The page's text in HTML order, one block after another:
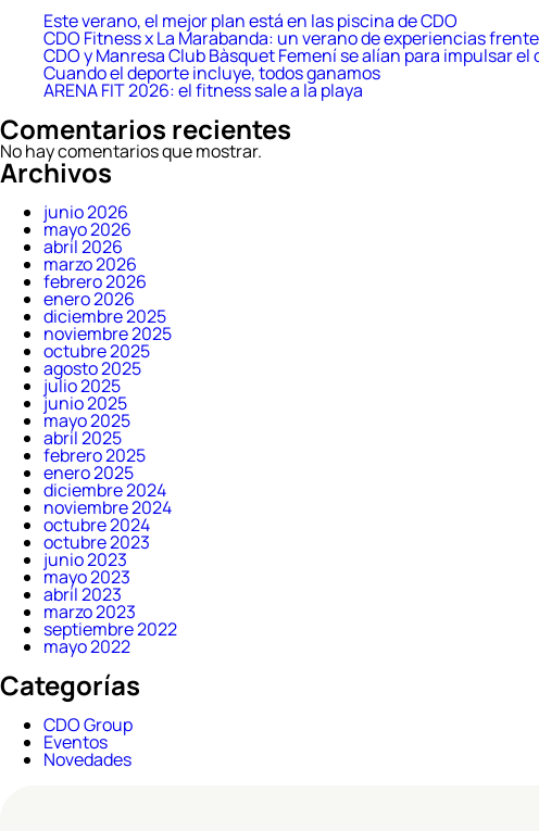
Este verano, el mejor plan está en las piscina de CDO
CDO Fitness x La Marabanda: un verano de experiencias
CDO y Manresa Club Bàsquet Femení se alían para impulsar
Cuando el deporte incluye, todos ganamos
ARENA FIT 2026: el fitness sale a la playa
Comentarios recientes
No hay comentarios que mostrar.
Archivos
junio 2026
mayo 2026
abril 2026
marzo 2026
febrero 2026
enero 2026
diciembre 2025
noviembre 2025
octubre 2025
agosto 2025
julio 2025
junio 2025
mayo 2025
abril 2025
febrero 2025
enero 2025
diciembre 2024
noviembre 2024
octubre 2024
octubre 2023
junio 2023
mayo 2023
abril 2023
marzo 2023
septiembre 2022
mayo 2022
Categorías
CDO Group
Eventos
Novedades